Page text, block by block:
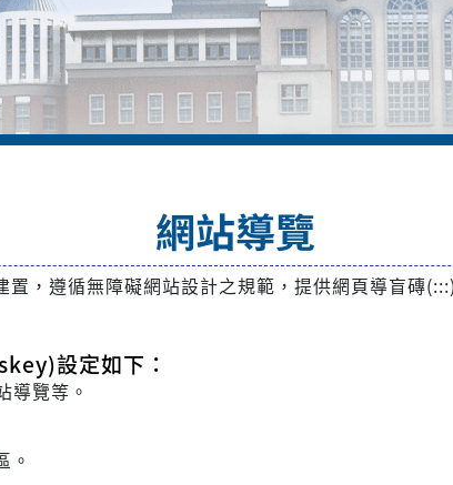
網站導覽
置，遵循無障礙網站設計之規範，提供網頁導盲磚
設定如下：
導覽等。
。